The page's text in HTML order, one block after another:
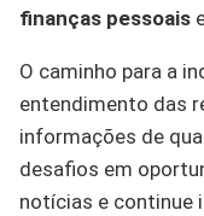
finanças pessoais
O caminho para a
entendimento das
informações de
desafios em
notícias e continue